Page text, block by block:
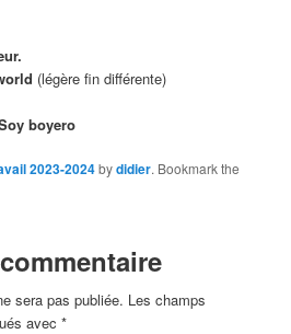
(légère fin différente)
boyero
2023-2024bydidier. Bookmark the
sera pas publiée. Les champs
avec*